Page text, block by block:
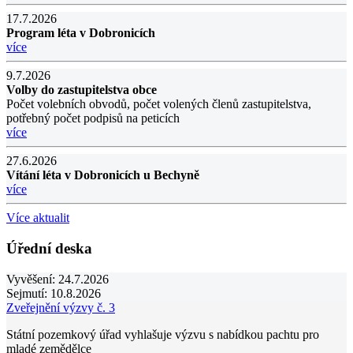
17.7.2026
Program léta v Dobronicích
více
9.7.2026
Volby do zastupitelstva obce
Počet volebních obvodů, počet volených členů zastupitelstva,
potřebný počet podpisů na peticích
více
27.6.2026
Vítání léta v Dobronicích u Bechyně
více
Více aktualit
Úřední deska
Vyvěšení: 24.7.2026
Sejmutí: 10.8.2026
Zveřejnění výzvy č. 3
Státní pozemkový úřad vyhlašuje výzvu s nabídkou pachtu pro
mladé zemědělce